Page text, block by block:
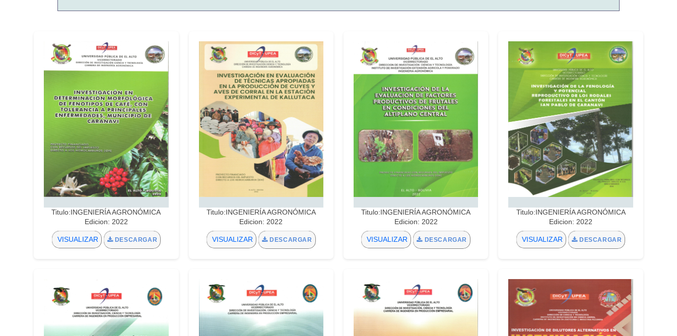
Titulo:INGENIERÍA AGRONÓMICA
Edicion: 2022
VISUALIZAR DESCARGAR
Titulo:INGENIERÍA AGRONÓMICA
Edicion: 2022
VISUALIZAR DESCARGAR
Titulo:INGENIERÍA AGRONÓMICA
Edicion: 2022
VISUALIZAR DESCARGAR
Titulo:INGENIERÍA AGRONÓMICA
Edicion: 2022
VISUALIZAR DESCARGAR